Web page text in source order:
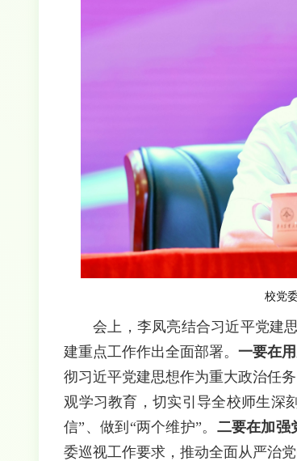
校党
会上，李凤亮结合习近平党建
建重点工作作出全面部署。一要在
彻习近平党建思想作为重大政治任
观学习教育，切实引导全校师生深
信”、做到“两个维护”。 二要在加强
委巡视工作要求，推动全面从严治